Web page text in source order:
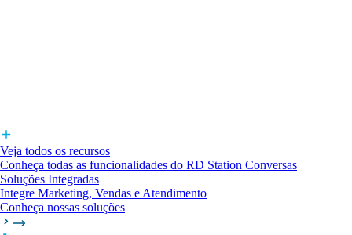
Veja todos os recursos
Conheça todas as funcionalidades do RD Station Conversas
Soluções Integradas
Integre Marketing, Vendas e Atendimento
Conheça nossas soluções